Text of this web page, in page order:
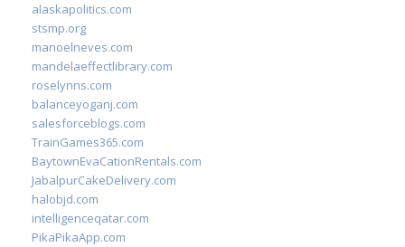
alaskapolitics.com
stsmp.org
manoelneves.com
mandelaeffectlibrary.com
roselynns.com
balanceyoganj.com
salesforceblogs.com
TrainGames365.com
BaytownEvaCationRentals.com
JabalpurCakeDelivery.com
halobjd.com
intelligenceqatar.com
PikaPikaApp.com